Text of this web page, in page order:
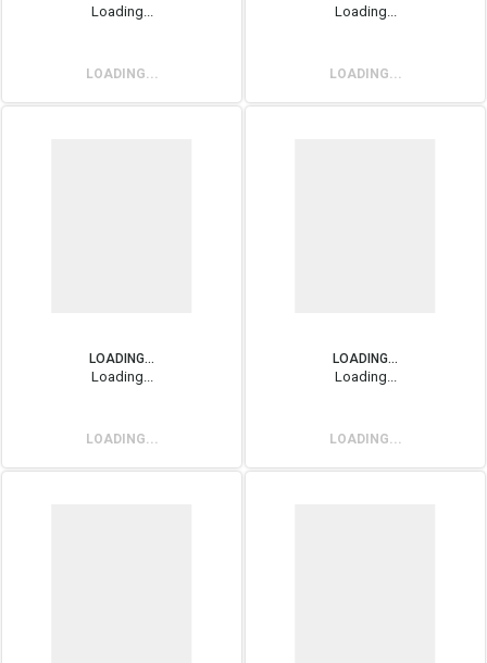
Loading...
LOADING...
Loading...
LOADING...
LOADING...
Loading...
LOADING...
LOADING...
Loading...
LOADING...